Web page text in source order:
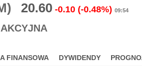
20.60 -0.10 (-0.48%) 09:54
FINANSOWA DYWIDENDY